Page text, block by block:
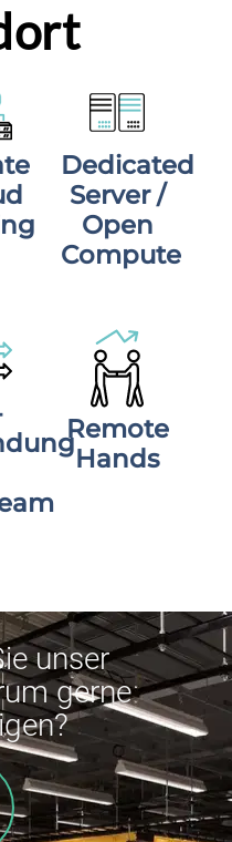
Dedicated
Server /
Open
Compute
Remote
Hands
unser
gerne